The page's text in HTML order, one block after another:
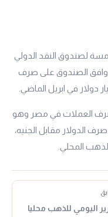
لصندوق النقد الدولي
وافق الصندوق على صرف
العملات في مصر وهو
الدولار مقابل الجنيه،
المحلي.
اليومي للذهب محليا